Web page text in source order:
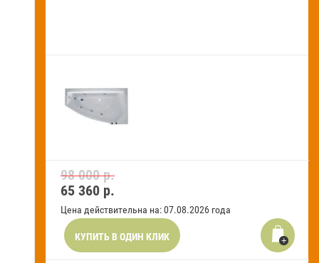
Сервисное
обслуживание
Карта
Отзывы
98 000 р.
65 360 р.
Цена действительна на: 07.08.2026 года
КУПИТЬ В ОДИН КЛИК